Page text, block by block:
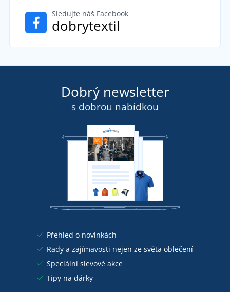
Sledujte náš Facebook
dobrytextil
Dobrý newsletter
s dobrou nabídkou
Přehled o novinkách
Rady a zajímavosti nejen ze světa oblečení
Speciální slevové akce
Tipy na dárky